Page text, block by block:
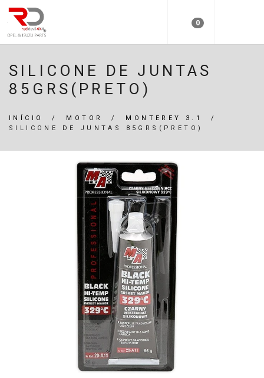
0
SILICONE DE JUNTAS
85GRS(PRETO)
INÍCIO / MOTOR / MONTEREY 3.1
/
SILICONE DE JUNTAS 85GRS(PRETO)